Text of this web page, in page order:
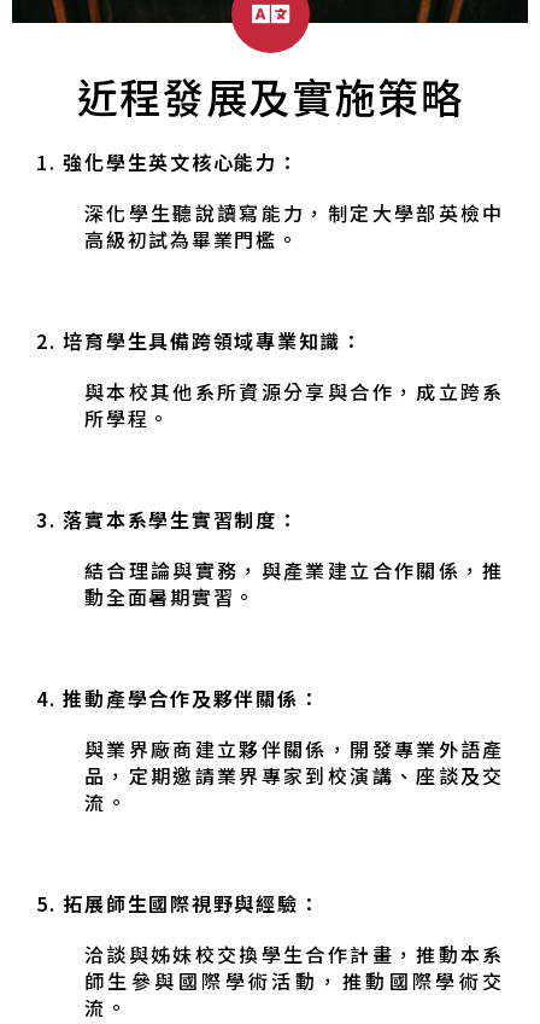
近程發展及實施策略
1.強化學生英文核心能力：
深化學生聽說讀寫能力，制定大學部英檢中
高級初試為畢業門檻。
2.培育學生具備跨領域專業知識：
與本校其他系所資源分享與合作，成立跨系
所學程。
3.落實本系學生實習制度：
結合理論與實務，與產業建立合作關係，推
動全面暑期實習。
4.推動產學合作及夥伴關係：
與業界廠商建立夥伴關係，開發專業外語產
品，定期邀請業界專家到校演講、座談及交
流。
5.拓展師生國際視野與經驗：
洽談與姊妹校交換學生合作計畫，推動本系
師生參與國際學術活動，推動國際學術交
流。